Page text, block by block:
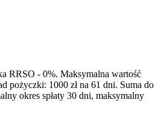
RRSO - 0%. Maksymalna wartość
pożyczki: 1000 zł na 61 dni. Suma do
okres spłaty 30 dni, maksymalny